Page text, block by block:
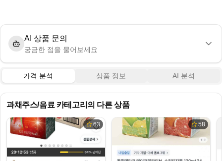
AI 상품 문의
궁금한 점을 물어보세요
가격 분석 상품 정보 AI 분석
과채주스/음료카테고리의 다른 상품
63 58